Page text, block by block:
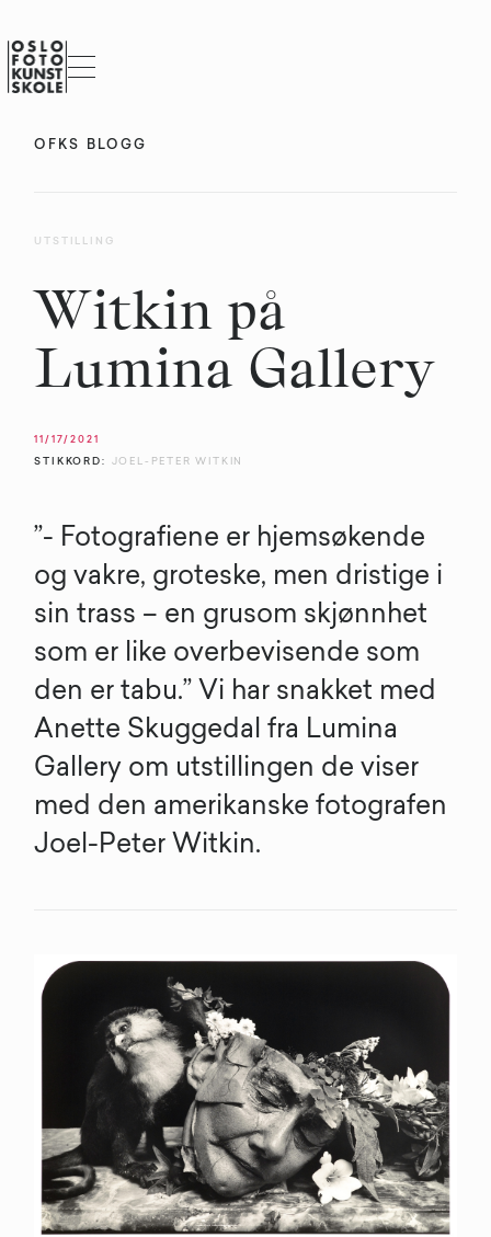
OFKS BLOGG
UTSTILLING
Witkin på
Lumina Gallery
11/17/2021
STIKKORD: JOEL-PETER WITKIN
”- Fotografiene er hjemsøkende
og vakre, groteske, men dristige i
sin trass – en grusom skjønnhet
som er like overbevisende som
den er tabu.” Vi har snakket med
Anette Skuggedal fra Lumina
Gallery om utstillingen de viser
med den amerikanske fotografen
Joel-Peter Witkin.